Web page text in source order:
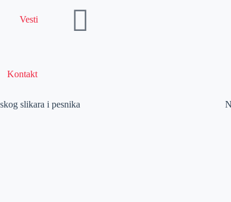
Vesti
Kontakt
slikara i pesnika